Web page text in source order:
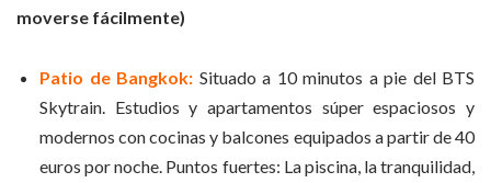
moverse fácilmente)
Patio de Bangkok: Situado a 10 minutos a pie del BTS
Skytrain. Estudios y apartamentos súper espaciosos y
modernos con cocinas y balcones equipados a partir de 40
euros por noche. Puntos fuertes: La piscina, la tranquilidad,